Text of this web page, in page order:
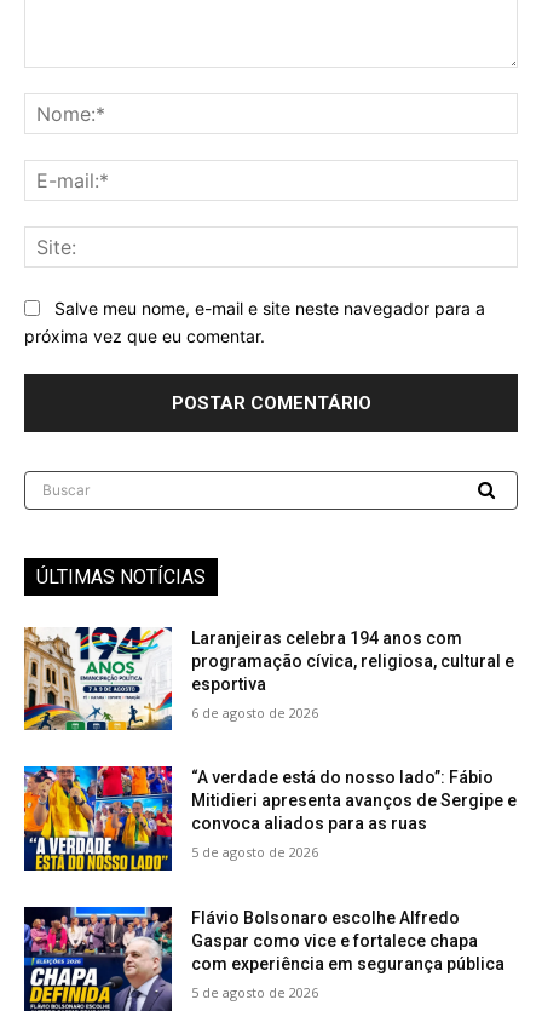
Salve meu nome, e-mail e site neste navegador para a
próxima vez que eu comentar.
Buscar
ÚLTIMAS NOTÍCIAS
Laranjeiras celebra 194 anos com
programação cívica, religiosa, cultural e
esportiva
6 de agosto de 2026
“A verdade está do nosso lado”: Fábio
Mitidieri apresenta avanços de Sergipe e
convoca aliados para as ruas
5 de agosto de 2026
Flávio Bolsonaro escolhe Alfredo
Gaspar como vice e fortalece chapa
com experiência em segurança pública
5 de agosto de 2026